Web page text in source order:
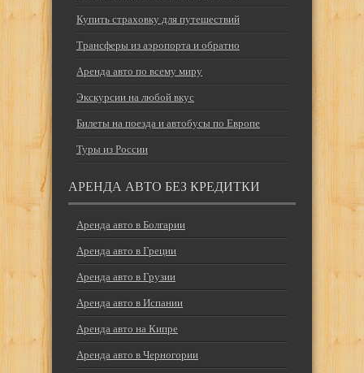
Купить страховку для путешествий
Трансферы из аэропорта и обратно
Аренда авто по всему миру
Экскурсии на любой вкус
Билеты на поезда и автобусы по Европе
Туры из России
АРЕНДА АВТО БЕЗ КРЕДИТКИ
Аренда авто в Болгарии
Аренда авто в Греции
Аренда авто в Грузии
Аренда авто в Испании
Аренда авто на Кипре
Аренда авто в Черногории